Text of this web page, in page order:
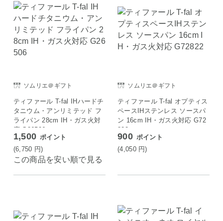
ソムリエ＠ギフト
ティファール T-fal IHハードチ
タニウム・アンリミテッド フ
ライパン 28cm IH・ガス火対
応 G26506
1,500 ポイント
(6,750 円)
この商品を安い順で見る
ソムリエ＠ギフト
ティファール T-fal オプティス
ペースIHステンレス ソースパ
ン 16cm IH・ガス火対応 G72
822
900 ポイント
(4,050 円)